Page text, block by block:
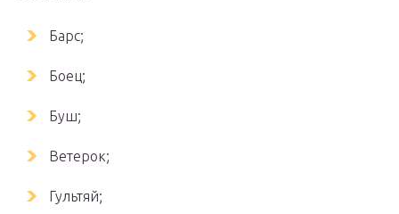
Барс;
Боец;
Буш;
Ветерок;
Гультяй;